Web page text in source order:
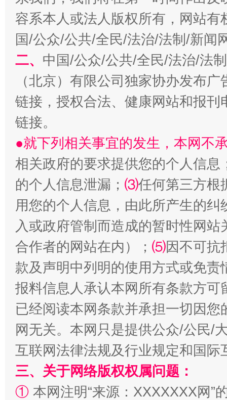
习近平的博鳌关键词
魏明亮
“刷贴”乱象丛生
生
容系本人或法人版权所有，网站
国/公众/公共/全民/法治/法制/新闻
二、 中国/公众/公共/全民/法治/法
（北京）有限公司独家协办发布
链接，授权合法、健康网站和报
链接。
●就下列相关事宜的发生，本网不
相关政府的要求提供您的个人信息
的个人信息泄漏； ⑶任何第三方根
用您的个人信息，由此所产生的纠
入或政府管制而造成的暂时性网
合作者的网站在内）； ⑸因不可抗
款及声明中列明的使用方式或免责
报料信息人承认本网所有条款方
已经阅读本网条款并承担一切因
网无关。本网只是提供公众/公民/
互联网法律法规及行业规定和国
三、关于网络版权权属问题：
① 本网注明“来源：XXXXXXX网”